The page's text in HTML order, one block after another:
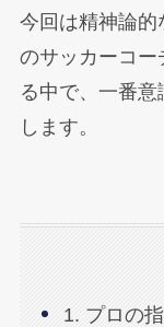
今回は精神論
のサッカーコー
る中で、一番
します。
1. プロの